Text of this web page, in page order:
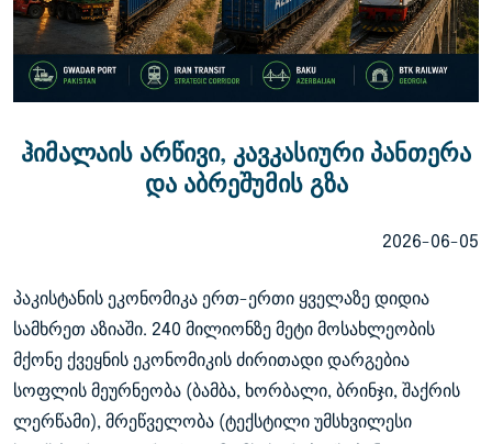
ჰიმალაის არწივი, კავკასიური პანთერა
და აბრეშუმის გზა
2026-06-05
პაკისტანის ეკონომიკა ერთ-ერთი ყველაზე დიდია
სამხრეთ აზიაში. 240 მილიონზე მეტი მოსახლეობის
მქონე ქვეყნის ეკონომიკის ძირითადი დარგებია
სოფლის მეურნეობა (ბამბა, ხორბალი, ბრინჯი, შაქრის
ლერწამი), მრეწველობა (ტექსტილი უმსხვილესი